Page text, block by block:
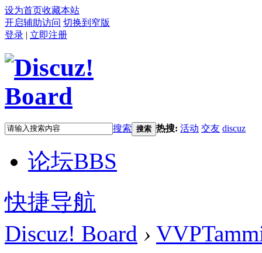
设为首页收藏本站
开启辅助访问 切换到窄版
登录 | 立即注册
搜索 搜索 热搜: 活动 交友 discuz
论坛BBS
快捷导航
Discuz! Board ›